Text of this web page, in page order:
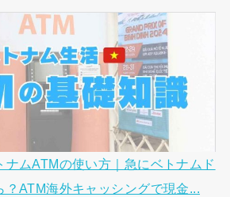
ナムATMの使い方｜急にベトナムド
？ATM海外キャッシングで現金...